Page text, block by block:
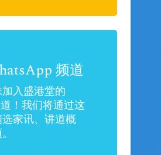
频道
入盛港堂的
！我们将通过这
家讯、讲道概